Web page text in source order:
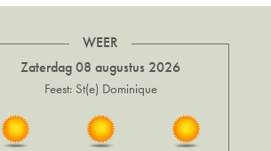
WEER
Zaterdag 08 augustus 2026
Feest: St(e) Dominique